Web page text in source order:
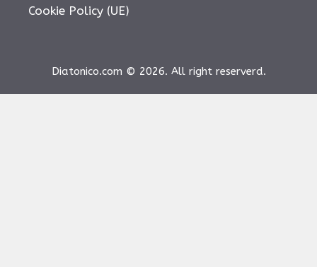
Cookie Policy (UE)
Diatonico.com © 2026. All right reserverd.